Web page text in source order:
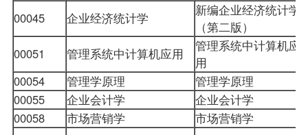
00045 企业经济统计学
新编企业经济统计学
（第二版）
00051 管理系统中计算机应用
管理系统中计算机应
用
00054
管理学原理 管理学原理
00055
企业会计学 企业会计学
00058
市场营销学 市场营销学